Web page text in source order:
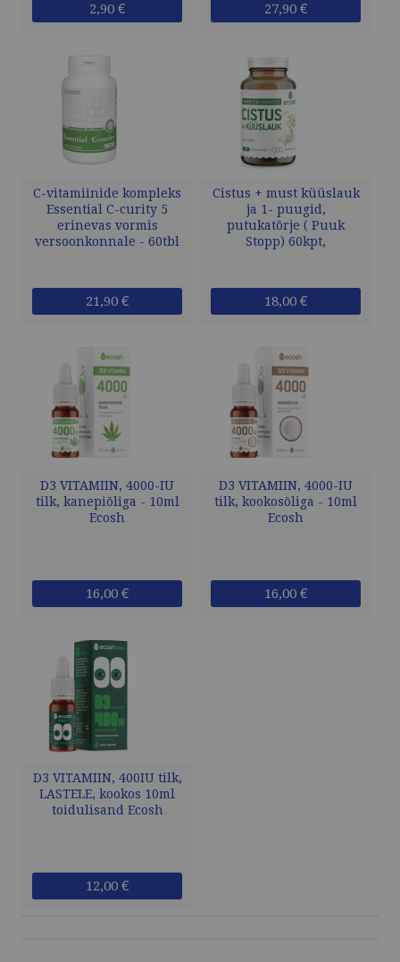
2,90 € 27,90 €
C-vitamiinide kompleks
Essential C-curity 5
erinevas vormis
versoonkonnale - 60tbl
21,90 €
Cistus + must küüslauk
ja 1- puugid,
putukatõrje ( Puuk
Stopp) 60kpt,
18,00 €
D3 VITAMIIN, 4000-IU
tilk, kanepiõliga - 10ml
Ecosh
16,00 €
D3 VITAMIIN, 4000-IU
tilk, kookosõliga - 10ml
Ecosh
16,00 €
D3 VITAMIIN, 400IU tilk,
LASTELE, kookos 10ml
toidulisand Ecosh
12,00 €